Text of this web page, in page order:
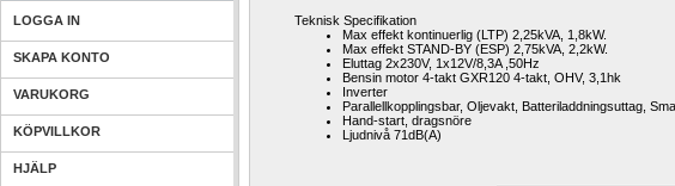
LOGGA IN
SKAPA KONTO
VARUKORG
KÖPVILLKOR
HJÄLP
Teknisk Specifikation
Max effekt kontinuerlig (LTP) 2,25kVA, 1,8kW.
Max effekt STAND-BY (ESP) 2,75kVA, 2,2kW.
Eluttag 2x230V, 1x12V/8,3A ,50Hz
Bensin motor 4-takt GXR120 4-takt, OHV, 3,1hk
Inverter
Parallellkopplingsbar, Oljevakt, Batteriladdningsuttag,
Hand-start, dragsnöre
Ljudnivå 71dB(A)